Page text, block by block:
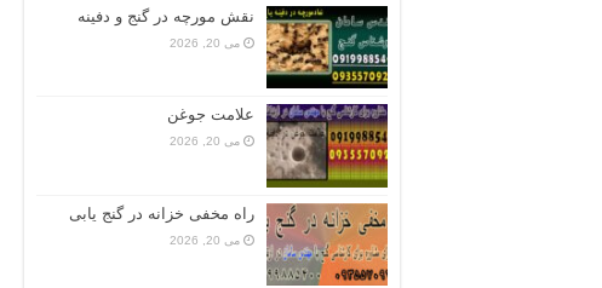
نقش مورچه در گنج و دفینه
می 20, 2026
علامت جوغن
می 20, 2026
راه مخفی خزانه در گنج یابی
می 20, 2026